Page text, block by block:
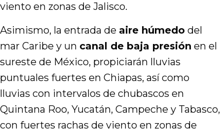
viento en zonas de Jalisco.
Asimismo, la entrada de aire húmedo del
mar Caribe y un canal de baja presión en el
sureste de México, propiciarán lluvias
puntuales fuertes en Chiapas, así como
lluvias con intervalos de chubascos en
Quintana Roo, Yucatán, Campeche y Tabasco,
con fuertes rachas de viento en zonas de